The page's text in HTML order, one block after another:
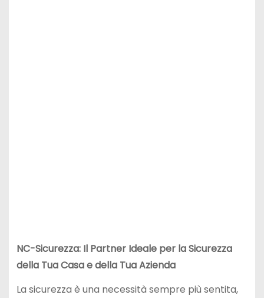
NC-Sicurezza: Il Partner Ideale per la Sicurezza
della Tua Casa e della Tua Azienda
La sicurezza è una necessità sempre più sentita,